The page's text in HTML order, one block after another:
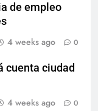
de empleo
4 weeks ago 0
cuenta ciudad
4 weeks ago 0